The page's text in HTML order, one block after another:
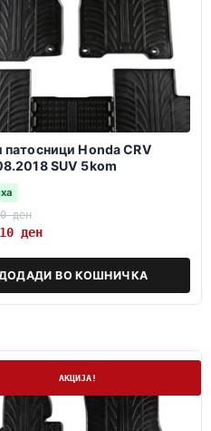
патосници Honda CRV
SUV 5kom
ден
ден
ВО КОШНИЧКА
АКЦИЈА!